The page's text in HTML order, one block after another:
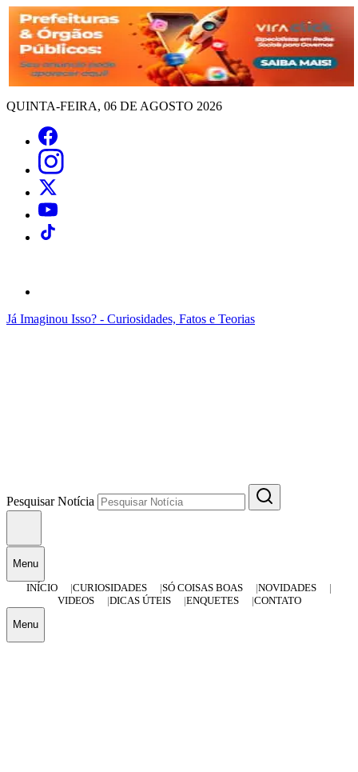
QUINTA-FEIRA, 06 DE AGOSTO 2026
Já Imaginou Isso? - Curiosidades, Fatos e Teorias
Pesquisar Notícia
Menu
INÍCIO
CURIOSIDADES SÓ COISAS BOAS
NOVIDADES
VIDEOS
DICAS ÚTEIS ENQUETES CONTATO
Menu